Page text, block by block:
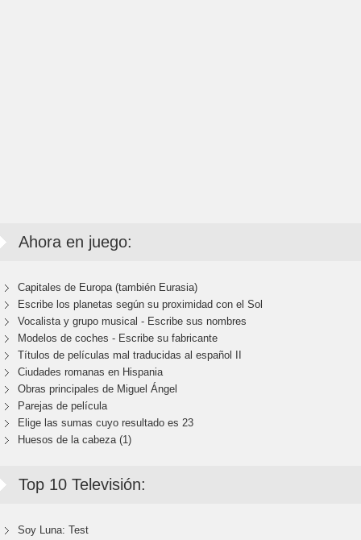
Ahora en juego:
Capitales de Europa (también Eurasia)
Escribe los planetas según su proximidad con el Sol
Vocalista y grupo musical - Escribe sus nombres
Modelos de coches - Escribe su fabricante
Títulos de películas mal traducidas al español II
Ciudades romanas en Hispania
Obras principales de Miguel Ángel
Parejas de película
Elige las sumas cuyo resultado es 23
Huesos de la cabeza (1)
Top 10 Televisión:
Soy Luna: Test